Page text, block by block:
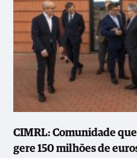
CIMRL: Comunidade
gere 150 milhões de